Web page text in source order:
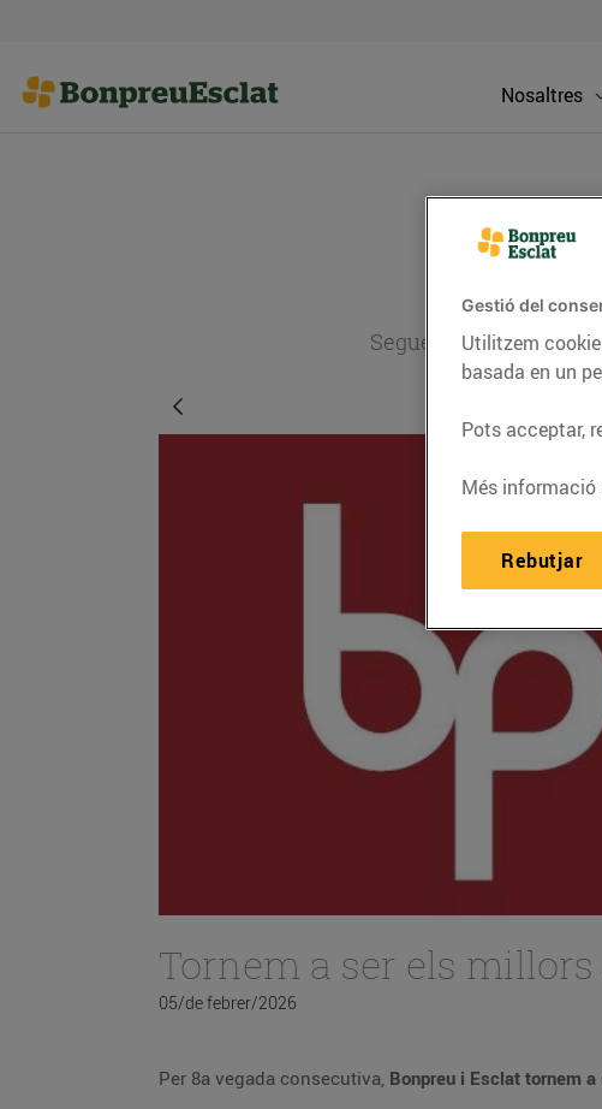
Nosaltres
Segueix l'actualitat
Tornem a ser els
05/de febrer/2026
Per 8a vegada consecutiva, Bonpreu i Esclat tornem
Gestió del
Utilitzem
basada en un
Pots acceptar,
Més informació
Rebutjar